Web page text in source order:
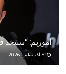
أموريم: “سنتخذ
8 أغسطس 2026